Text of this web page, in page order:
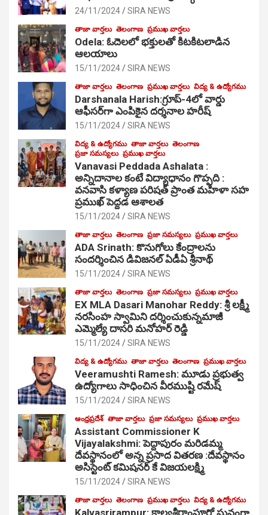
24/11/2024 SIRA NEWS
తాజా వార్తలు తెలంగాణ ప్రముఖ వార్తలు
Odela: ఓదెల‌లో భక్తులతో కిటకిటలాడిన
ఆల‌యాలు
15/11/2024 SIRA NEWS
తాజా వార్తలు తెలంగాణ ప్రముఖ వార్తలు విద్య & ఉద్యోగము
Darshanala Harish:గ్రూప్-4లో వార్డు
ఆఫీసర్‌గా ఎంపికైన దర్శనాల హరీష్
15/11/2024 SIRA NEWS
విద్య & ఉద్యోగము తాజా వార్తలు తెలంగాణ
ప్రజా సమస్యలు ప్రముఖ వార్తలు
Vanavasi Peddada Ashalata :
అన్నిదానాల కంటే విద్యాధానం గొప్పది :
వనవాసి కళ్యాణ పరిషత్ ప్రాంత మహిళా సహ
ప్రముఖ్ పెద్దడ ఆశాలత
15/11/2024 SIRA NEWS
తాజా వార్తలు తెలంగాణ ప్రజా సమస్యలు ప్రముఖ వార్తలు
ADA Srinath: కొనుగోలు కేంద్రాల‌ను
సంద‌ర్శించిన డివిజనల్ ఏడీఏ శ్రీనాథ్
15/11/2024 SIRA NEWS
తాజా వార్తలు తెలంగాణ ప్రజా సమస్యలు ప్రముఖ వార్తలు
EX MLA Dasari Manohar Reddy: శ్రీ లక్ష్మీ
నరసింహ స్వామిని దర్శించుకున్నమాజీ
ఎమ్మెల్యే దాసరి మనోహర్ రెడ్డి
15/11/2024 SIRA NEWS
విద్య & ఉద్యోగము తాజా వార్తలు తెలంగాణ ప్రముఖ వార్తలు
Veeramushti Ramesh: మూడు ప్రభుత్వ
ఉద్యోగాలు సాధించిన వీరముష్టి రమేష్
15/11/2024 SIRA NEWS
ఆంధ్రప్రదేశ్ తాజా వార్తలు ప్రజా సమస్యలు ప్రముఖ వార్తలు
Assistant Commissioner K
Vijayalakshmi: పెద్దాపురం మరిడమ్మ
దేవస్థానంలో అన్న ప్రసాద వితరణ :దేవస్థానం
అసిస్టెంట్ కమిషనర్ కే విజయలక్ష్మి
15/11/2024 SIRA NEWS
తాజా వార్తలు తెలంగాణ ప్రముఖ వార్తలు విద్య & ఉద్యోగము
Kalvasrirampur: కాల్వశ్రీరాంపూర్లో ఘనంగా